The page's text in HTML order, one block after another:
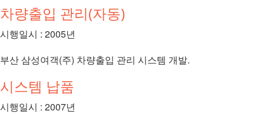
차량출입 관리(자동)
시행일시 : 2005년
부산 삼성여객(주) 차량출입 관리 시스템 개발.
시스템 납품
시행일시 : 2007년